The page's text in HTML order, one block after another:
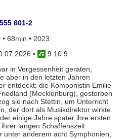
601-2
• 68min • 2023
•
9 10 9
in Vergessenheit geraten,
aber in den letzten Jahren
entdeckt: die Komponistin Emilie
(Mecklenburg), gestorben
sie nach Stettin, um Unterricht
der dort als Musikdirektor wirkte.
einige Jahre später ihre ersten
langen Schaffenszeit
unter anderem acht Symphonien,